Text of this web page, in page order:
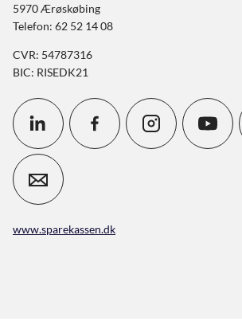
5970 Ærøskøbing
Telefon: 62 52 14 08
CVR: 54787316
BIC: RISEDK21
www.sparekassen.dk